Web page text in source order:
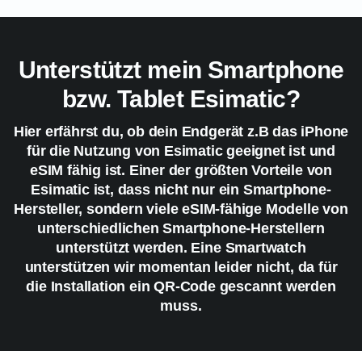
Unterstützt mein Smartphone
bzw. Tablet Esimatic?
Hier erfährst du, ob dein Endgerät z.B das iPhone
für die Nutzung von Esimatic geeignet ist und
eSIM fähig ist. Einer der größten Vorteile von
Esimatic ist, dass nicht nur ein Smartphone-
Hersteller, sondern viele eSIM-fähige Modelle von
unterschiedlichen Smartphone-Herstellern
unterstützt werden. Eine Smartwatch
unterstützen wir momentan leider nicht, da für
die Installation ein QR-Code gescannt werden
muss.